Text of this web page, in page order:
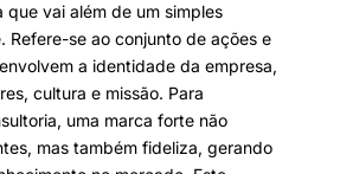
que vai além de um simples
Refere-se ao conjunto de ações e
a identidade da empresa,
cultura e missão. Para
uma marca forte não
mas também fideliza, gerando